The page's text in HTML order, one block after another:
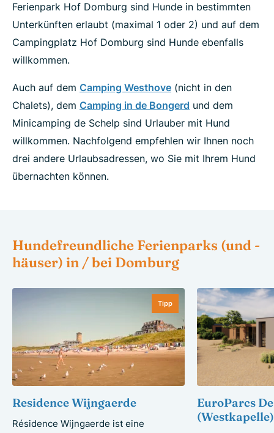
Ferienpark Hof Domburg sind Hunde in bestimmten
Unterkünften erlaubt (maximal 1 oder 2) und auf dem
Campingplatz Hof Domburg sind Hunde ebenfalls
willkommen.
Auch auf dem Camping Westhove (nicht in den
Chalets), dem Camping in de Bongerd und dem
Minicamping de Schelp sind Urlauber mit Hund
willkommen. Nachfolgend empfehlen wir Ihnen noch
drei andere Urlaubsadressen, wo Sie mit Ihrem Hund
übernachten können.
Hundefreundliche Ferienparks (und -
häuser) in / bei Domburg
Tipp
Residence Wijngaerde
Résidence Wijngaerde ist eine
EuroParcs
(Westkapelle)